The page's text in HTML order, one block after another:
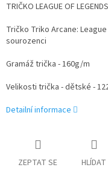
TRIČKO LEAGUE OF LEGENDS
Tričko Triko Arcane:
sourozenci
Gramáž trička - 160g/m
Velikosti trička - dětské -
Detailní informace
ZEPTAT SE HLÍDAT